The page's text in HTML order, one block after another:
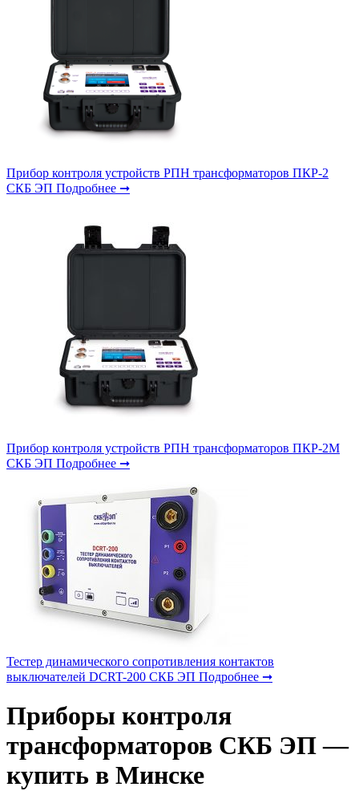
Прибор контроля устройств РПН трансформаторов ПКР-2
СКБ ЭП Подробнее ➞
Прибор контроля устройств РПН трансформаторов ПКР-2М
СКБ ЭП Подробнее ➞
Тестер динамического сопротивления контактов
выключателей DCRT-200 СКБ ЭП Подробнее ➞
Приборы контроля
трансформаторов СКБ ЭП —
купить в Минске